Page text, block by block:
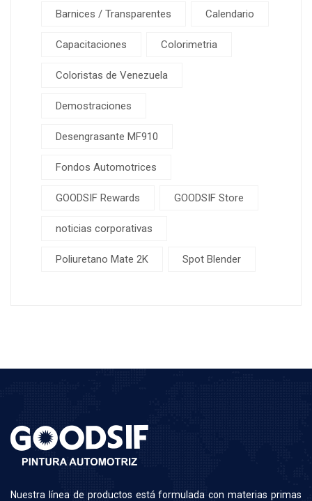
Barnices / Transparentes Calendario
Capacitaciones Colorimetria
Coloristas de Venezuela
Demostraciones
Desengrasante MF910
Fondos Automotrices
GOODSIF Rewards GOODSIF Store
noticias corporativas
Poliuretano Mate 2K Spot Blender
Nuestra línea de productos está formulada con materias primas